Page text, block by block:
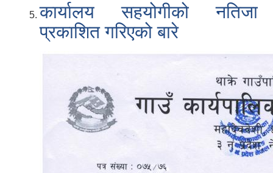
कार्यालय सहयोगीको नतिजा
प्रकाशित गरिएको बारे